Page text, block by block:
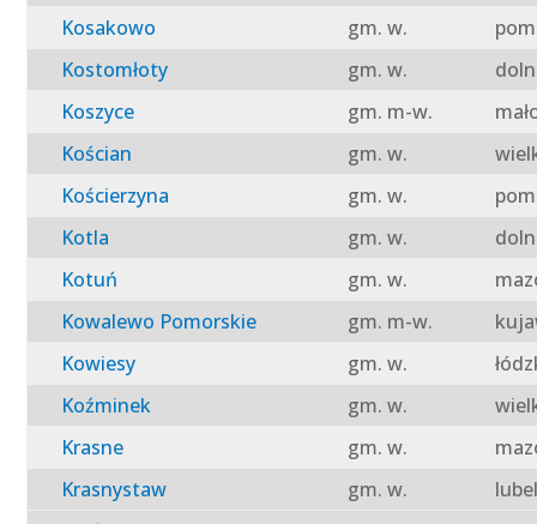
Kosakowo
gm. w.
Kostomłoty
gm. w.
Koszyce
gm. m-w.
Kościan
gm. w.
Kościerzyna
gm. w.
Kotla
gm. w.
Kotuń
gm. w.
Kowalewo Pomorskie
gm. m-w.
Kowiesy
gm. w.
Koźminek
gm. w.
Krasne
gm. w.
Krasnystaw
gm. w.